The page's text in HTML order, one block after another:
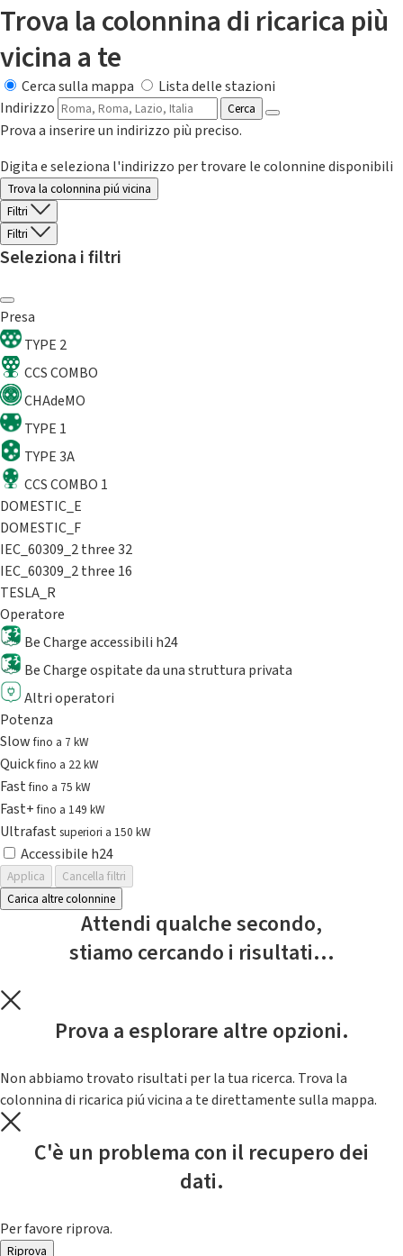
Trova la colonnina di ricarica più
vicina a te
Cerca sulla mappa
Lista delle stazioni
Indirizzo
Cerca
Prova a inserire un indirizzo più preciso.
Digita e seleziona l'indirizzo per trovare le colonnine disponibili
Trova la colonnina piú vicina
Filtri
Filtri
Seleziona i filtri
Presa
TYPE 2
CCS COMBO
CHAdeMO
TYPE 1
TYPE 3A
CCS COMBO 1
DOMESTIC_E
DOMESTIC_F
IEC_60309_2 three 32
IEC_60309_2 three 16
TESLA_R
Operatore
Be Charge accessibili h24
Be Charge ospitate da una struttura privata
Altri operatori
Potenza
Slowfino a 7 kW
Quickfino a 22 kW
Fastfino a 75 kW
Fast+fino a 149 kW
Ultrafast superiori a 150 kW
Accessibile h24
Applica
Cancella filtri
Carica altre colonnine
Attendi qualche secondo,
stiamo cercando i risultati...
Prova a esplorare altre opzioni.
Non abbiamo trovato risultati per la tua ricerca. Trova la
colonnina di ricarica piú vicina a te direttamente sulla mappa.
C'è un problema con il recupero dei
dati.
Per favore riprova.
Riprova